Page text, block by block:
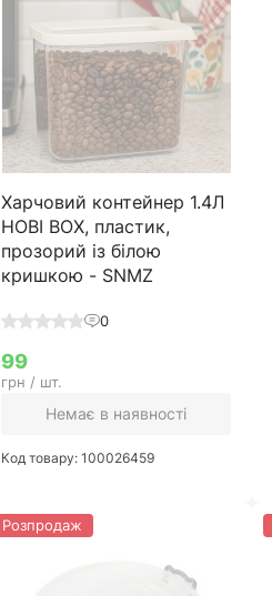
Харчовий контейнер 1.4Л
HOBI BOX, пластик,
прозорий із білою
кришкою - SNMZ
0
99
грн / шт.
Немає в наявності
Код товару: 100026459
Розпродаж